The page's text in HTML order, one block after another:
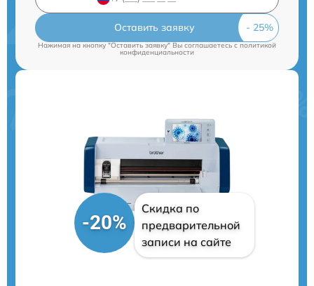
Оставить заявку
Нажимая на кнопку "Оставить заявку" Вы соглашаетесь cполитикой
конфиденциальности
-20%
Скидка по
предварительной
записи на сайте